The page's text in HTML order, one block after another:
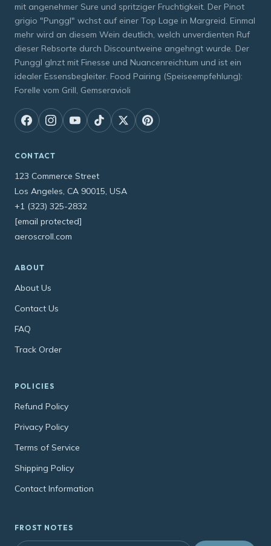
mit angenehmer Sure und spritziger Fruchtigkeit. Der Pinot
grigio "Punggl" wchst auf einer Top Lage in Margreid. Einmal
mehr wird an diesem Wein deutlich, welch unverdienten Ruf
dieser Rebsorte durch Discountweine angehngt wurde. Der
Punggl glnzt mit Finesse und Nuancenreichtum und ist ein
idealer Essensbegleiter. Food Pairing (Speiseempfehlung):
Forelle vom Grill, Gemseravioli
CONTACT
123 Commerce Street
Los Angeles, CA 90015, USA
+1 (323) 325-2832
[email protected]
aeroscroll.com
ABOUT
About Us
Contact Us
FAQ
Track Order
POLICIES
Refund Policy
Privacy Policy
Terms of Service
Shipping Policy
Contact Information
FROST NOTES